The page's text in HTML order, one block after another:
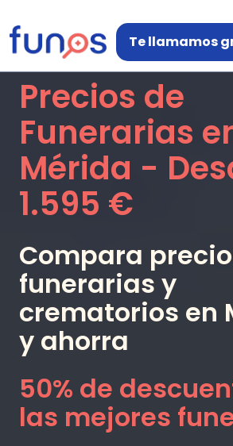
Te llamamos
Precios de
Funerarias
Mérida -
1.595 €
Compara
funerarias y
crematorios en
y ahorra
50% de
las mejores